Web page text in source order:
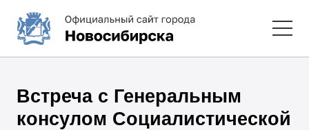
Встреча с Генеральным
консулом Социалистической